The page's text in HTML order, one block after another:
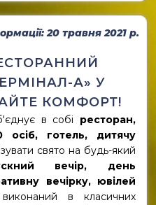
20 травня 2021 р.
А» У
КОМФОРТ!
в собі ресторан,
готель, дитячу
свято на будь-який
вечір, день
вечірку, ювілей
в класичних